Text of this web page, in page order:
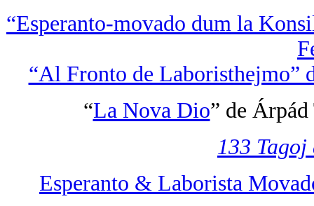
“Esperanto-movado dum la
“Al Fronto de Laboristhejmo”
“La Nova Dio” de
133
Esperanto & Laborista